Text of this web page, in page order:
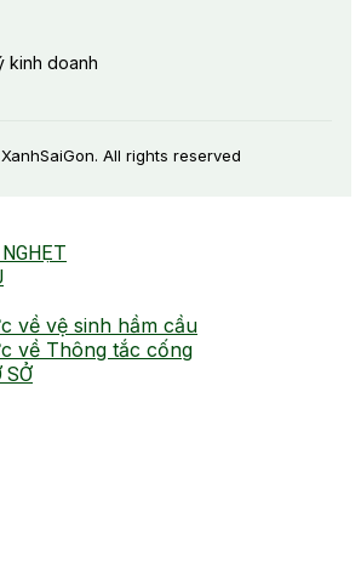
kinh doanh
All rights reserved
về vệ sinh hầm cầu
về Thông tắc cống
SỞ